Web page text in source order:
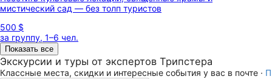
мистический сад — без толп туристов
500 $
за группу, 1–6 чел.
Показать все
Экскурсии и туры от экспертов Трипстера
Классные места, скидки и интересные события у вас в почте ·